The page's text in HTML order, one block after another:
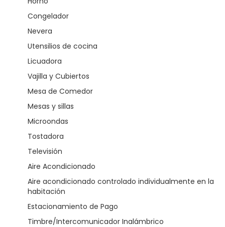
Congelador
Nevera
Utensilios de cocina
Licuadora
Vajilla y Cubiertos
Mesa de Comedor
Mesas y sillas
Microondas
Tostadora
Televisión
Aire Acondicionado
Aire acondicionado controlado individualmente en la
habitación
Estacionamiento de Pago
Timbre/Intercomunicador Inalámbrico